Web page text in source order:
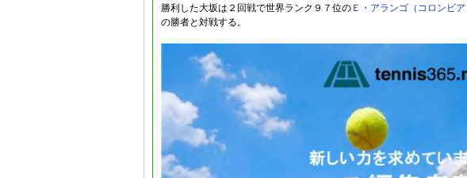
勝利した大坂は２回戦で世界ランク９７位の Ｅ・アランゴ（コロンビア
の勝者と対戦する。